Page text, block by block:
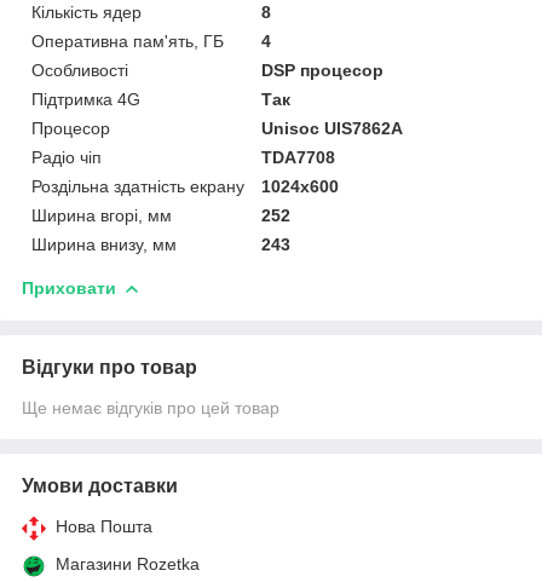
Кількість ядер
8
Оперативна пам'ять, ГБ
4
Особливості
DSP процесор
Підтримка 4G
Так
Процесор
Unisoc UIS7862A
Радіо чіп
TDA7708
Роздільна здатність екрану
1024х600
Ширина вгорі, мм
252
Ширина внизу, мм
243
Приховати
Відгуки про товар
Ще немає відгуків про цей товар
Умови доставки
Нова Пошта
Магазини Rozetka